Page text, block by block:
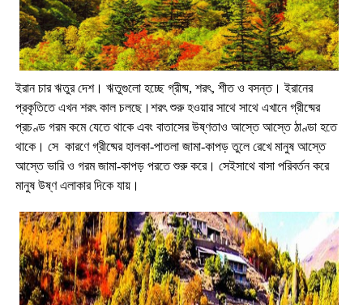
ইরান চার ঋতুর দেশ। ঋতুগুলো হচ্ছে গ্রীষ্ম, শরৎ, শীত ও বসন্ত। ইরানের
প্রকৃতিতে এখন শরৎ কাল চলছে।শরৎ শুরু হওয়ার সাথে সাথে এখানে গ্রীষ্মের
প্রচণ্ড গরম কমে যেতে থাকে এবং বাতাসের উষ্ণতাও আস্তে আস্তে ঠাণ্ডা হতে
থাকে। সে কারণে গ্রীষ্মের হালকা-পাতলা জামা-কাপড় তুলে রেখে মানুষ আস্তে
আস্তে ভারি ও গরম জামা-কাপড় পরতে শুরু করে। সেইসাথে বাসা পরিবর্তন করে
মানুষ উষ্ণ এলাকার দিকে যায়।